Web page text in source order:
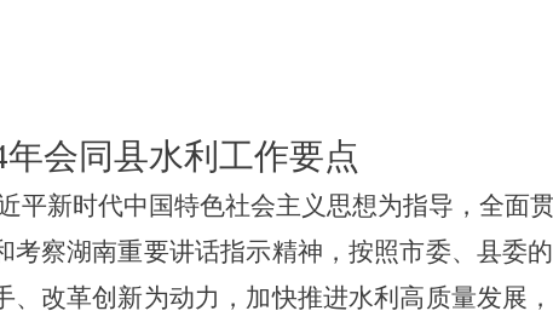
年会同县水利工作要点
平新时代中国特色社会主义思想为指导，全面
察湖南重要讲话指示精神，按照市委、县委
改革创新为动力，加快推进水利高质量发展